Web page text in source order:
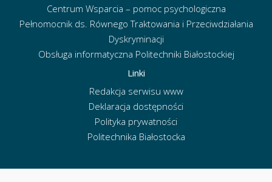
Centrum Wsparcia – pomoc psychologiczna
Pełnomocnik ds. Równego Traktowania i Przeciwdziałania
Dyskryminacji
Obsługa informatyczna Politechniki Białostockiej
Linki
Redakcja serwisu www
Deklaracja dostępności
Polityka prywatności
Politechnika Białostocka